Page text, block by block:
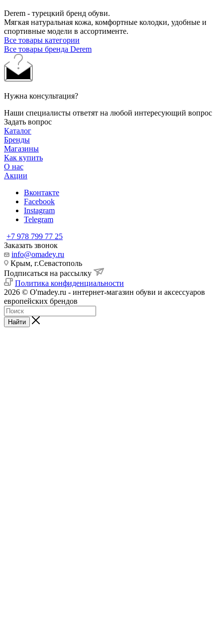
Derem - турецкий бренд обуви.
Мягкая натуральная кожа, комфортные колодки, удобные и
спортивные модели в ассортименте.
Все товары категории
Все товары бренда Derem
Нужна консультация?
Наши специалисты ответят на любой интересующий вопрос
Задать вопрос
Каталог
Бренды
Магазины
Как купить
О нас
Акции
Вконтакте
Facebook
Instagram
Telegram
+7 978 799 77 25
Заказать звонок
info@omadey.ru
Крым, г.Севастополь
Подписаться на рассылку
Политика конфиденциальности
2026 © O'madey.ru - интернет-магазин обуви и аксессуаров
европейских брендов
Найти